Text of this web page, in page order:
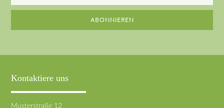
Mail-
ABONNIEREN
Kontaktiere uns
Musterstraße 12